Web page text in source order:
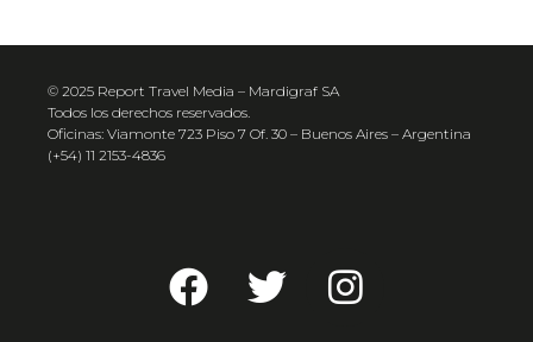
© 2025 Report Travel Media – Mardigraf SA
Todos los derechos reservados.
Oficinas: Viamonte 723 Piso 7 Of. 30 – Buenos Aires – Argentina
(+54) 11 2153-4836